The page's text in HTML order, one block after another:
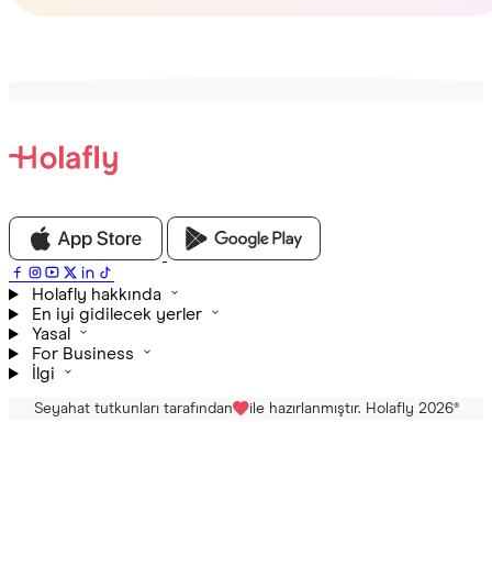
Holafly hakkında
En iyi gidilecek yerler
Yasal
For Business
İlgi
Seyahat tutkunları tarafından ile hazırlanmıştır. Holafly 2026®